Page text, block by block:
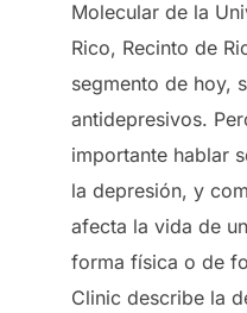
Molecular de la
Rico, Recinto de
segmento de hoy,
antidepresivos.
importante hablar
la depresión, y
afecta la vida de
forma física o de
Clinic describe la